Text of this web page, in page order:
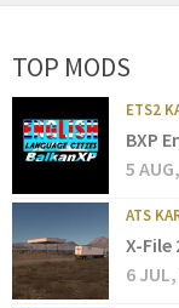
TOP MODS
ETS2
BXP
5
ATS
X-File
6